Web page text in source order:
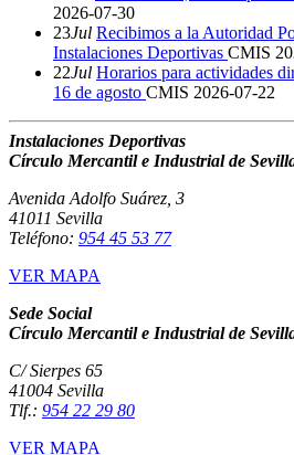
2026-07-30
23Jul Recibimos a la Autoridad
Instalaciones Deportivas CMIS
22Jul Horarios para actividades
16 de agosto CMIS 2026-07-22
Instalaciones Deportivas
Círculo Mercantil e Industrial de
Avenida Adolfo Suárez, 3
41011 Sevilla
Teléfono: 954 45 53 77
VER MAPA
Sede Social
Círculo Mercantil e Industrial de
C/ Sierpes 65
41004 Sevilla
Tlf.: 954 22 29 80
VER MAPA